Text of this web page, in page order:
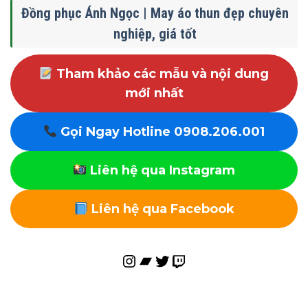
Đồng phục Ánh Ngọc | May áo thun đẹp chuyên
nghiệp, giá tốt
Tham khảo các mẫu và nội dung
mới nhất
Gọi Ngay Hotline 0908.206.001
Liên hệ qua Instagram
Liên hệ qua Facebook
Instagram
Bandcamp
Twitter
Twitch